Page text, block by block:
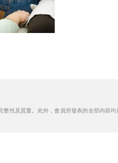
性及質量。此外，會員所發表的全部內容